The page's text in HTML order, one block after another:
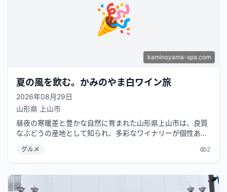
🎉
kaminoyama-spa.com
夏の風を飲む。かみのやま白ワイン旅
2026年08月29日
山形県 上山市
昼夜の寒暖差と豊かな自然に育まれた山形県上山市は、良質
なぶどうの産地として知られ、多彩なワイナリーが個性あふ
グルメ 2